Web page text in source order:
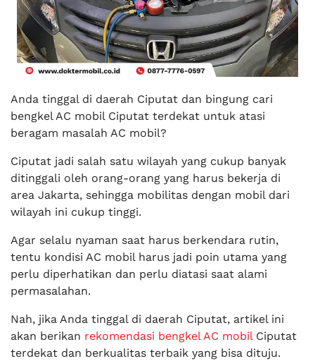
Anda tinggal di daerah Ciputat dan bingung cari
bengkel AC mobil Ciputat terdekat untuk atasi
beragam masalah AC mobil?
Ciputat jadi salah satu wilayah yang cukup banyak
ditinggali oleh orang-orang yang harus bekerja di
area Jakarta, sehingga mobilitas dengan mobil dari
wilayah ini cukup tinggi.
Agar selalu nyaman saat harus berkendara rutin,
tentu kondisi AC mobil harus jadi poin utama yang
perlu diperhatikan dan perlu diatasi saat alami
permasalahan.
Nah, jika Anda tinggal di daerah Ciputat, artikel ini
akan berikan rekomendasi bengkel AC mobilCiputat
terdekat dan berkualitas terbaik yang bisa dituju.